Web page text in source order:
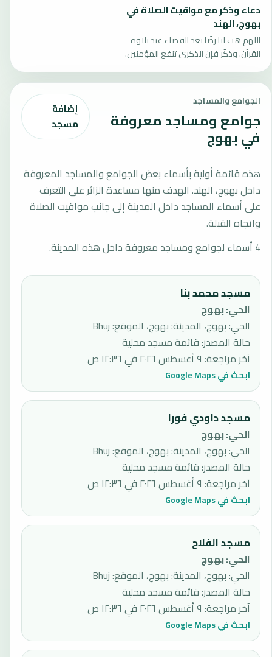
دعاء وذكر مع مواقيت الصلاة في
بهوج، الهند
اللهم هب لنا رضًا بعد القضاء عند تلاوة
القرآن. وذكّر فإن الذكرى تنفع المؤمنين.
الجوامع والمساجد
جوامع ومساجد معروفة
في بهوج
إضافة
مسجد
هذه قائمة أولية بأسماء بعض الجوامع والمساجد المعروفة
داخل بهوج، الهند. الهدف منها مساعدة الزائر على التعرف
على أسماء المساجد داخل المدينة إلى جانب مواقيت الصلاة
واتجاه القبلة.
4 أسماء لجوامع ومساجد معروفة داخل هذه المدينة.
مسجد محمد بنا
الحي:بهوج
الحي: بهوج، المدينة: بهوج، الموقع: Bhuj
حالة المصدر:قائمة مسجد محلية
آخر مراجعة: ٩ أغسطس ٢٠٢٦ في ١٢:٣٦ ص
ابحث في Google Maps
مسجد داودي فورا
الحي:بهوج
الحي: بهوج، المدينة: بهوج، الموقع: Bhuj
حالة المصدر:قائمة مسجد محلية
آخر مراجعة: ٩ أغسطس ٢٠٢٦ في ١٢:٣٦ ص
ابحث في Google Maps
مسجد الفلاح
الحي:بهوج
الحي: بهوج، المدينة: بهوج، الموقع: Bhuj
حالة المصدر:قائمة مسجد محلية
آخر مراجعة: ٩ أغسطس ٢٠٢٦ في ١٢:٣٦ ص
ابحث في Google Maps